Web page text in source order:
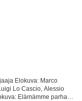
Elokuva: Marco
Lo Cascio, Alessio
Elämämme parhaat